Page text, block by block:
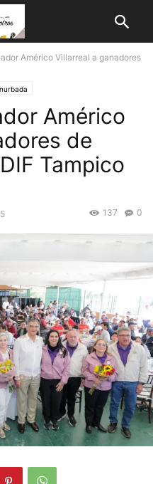
Américo Villarreal a ganadores
Américo
de
Tampico
0
137